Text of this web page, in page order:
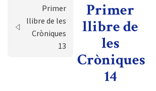
Primer
llibre de les
Cròniques
13
Primer
llibre de
les
Cròniques
14